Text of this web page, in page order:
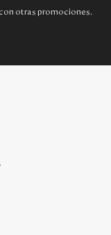
otras promociones.